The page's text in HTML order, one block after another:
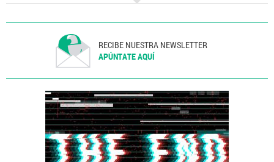
Atentados terroristas
África
Grupos terroristas
Terrorismo
Sistema educativo
Educación
RECIBE NUESTRA NEWSLETTER
APÚNTATE AQUÍ